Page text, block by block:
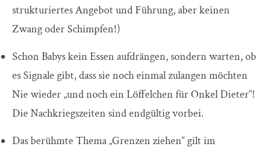
strukturiertes Angebot und Führung, aber keinen
Zwang oder Schimpfen!)
Schon Babys kein Essen aufdrängen, sondern warten, ob
es Signale gibt, dass sie noch einmal zulangen möchten
Nie wieder „und noch ein Löffelchen für Onkel Dieter“!
Die Nachkriegszeiten sind endgültig vorbei.
Das berühmte Thema „Grenzen ziehen“ gilt im